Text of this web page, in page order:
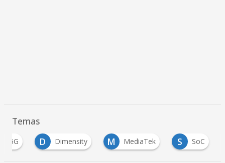
Temas
5G D Dimensity M MediaTek S SoC